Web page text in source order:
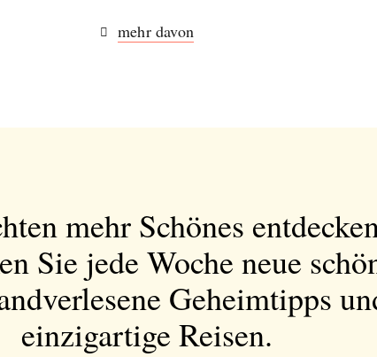
mehr davon
mehr Schönes
Sie jede Woche neue
Geheimtipps
einzigartige Reisen.